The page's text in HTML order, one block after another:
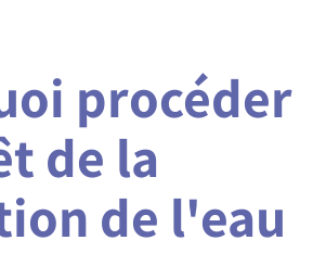
procéder
de la
de l'eau